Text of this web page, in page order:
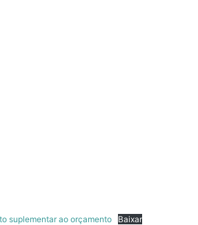
suplementar ao orçamento Baixar